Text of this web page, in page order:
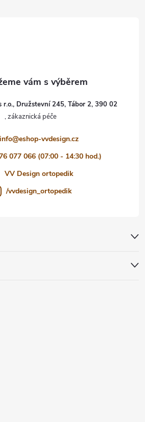
r.o., Družstevní 245, Tábor 2, 390 02
info@eshop-vvdesign.cz
077 066 (07:00 - 14:30 hod.)
VV Design ortopedik
/vvdesign_ortopedik